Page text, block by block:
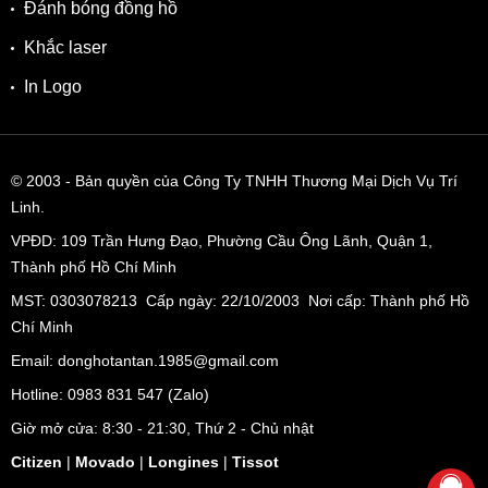
Thiết kế lộ máy Open-Heart đặc trưng của Bulova
Vì thuộc dòng
mà Bulova 97A136 mang lại chính là phần lộ máy Open-
Heart. Sở dĩ thiết kế này có tên như vậy là vì phần được lộ
ra chính là bánh xe cân bằng - hay còn được gọi là “trái tim
của bộ máy”. Đây là một trong những chi tiết mà chỉ Bulova
các chi tiết máy được cắt gọt cực kỳ sắc nét, không một chi
tiết thừa - một lần nữa chứng minh cho trình độ gia công bậc
Đánh bóng đồng hồ
Khắc laser
In Logo
© 2003 - Bản quyền của Công Ty TNHH Thương Mại Dịch Vụ Trí
Linh.
VPĐD: 109 Trần Hưng Đạo, Phường Cầu Ông Lãnh, Quận 1,
Thành phố Hồ Chí Minh
MST: 0303078213 Cấp ngày: 22/10/2003 Nơi cấp: Thành phố Hồ
Chí Minh
Email: donghotantan.1985@gmail.com
Hotline: 0983 831 547 (Zalo)
Giờ mở cửa: 8:30 - 21:30, Thứ 2 - Chủ nhật
Citizen | Movado | Longines | Tissot